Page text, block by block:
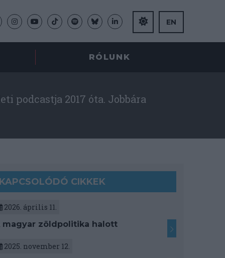
EN
RÓLUNK
podcastja 2017 óta. Jobbára
KAPCSOLÓDÓ CIKKEK
2026. április 11.
magyar zöldpolitika halott
2025. november 12.